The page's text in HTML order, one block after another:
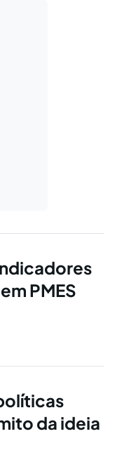
PMES
da ideia